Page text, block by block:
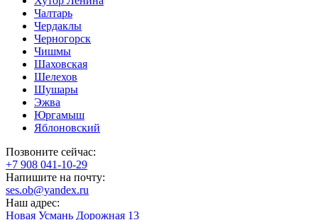
Чалтарь
Чердаклы
Черногорск
Чишмы
Шаховская
Шелехов
Шушары
Эжва
Юргамыш
Яблоновский
Позвоните сейчас:
‪+7 908 041-10-29
Напишите на почту:
ses.ob@yandex.ru
Наш адрес:
Новая Усмань Дорожная 13